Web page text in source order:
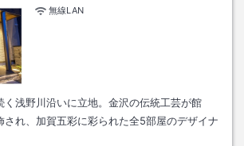
無線LAN
く浅野川沿いに立地。金沢の伝統工芸が館
され、加賀五彩に彩られた全5部屋のデザイナ